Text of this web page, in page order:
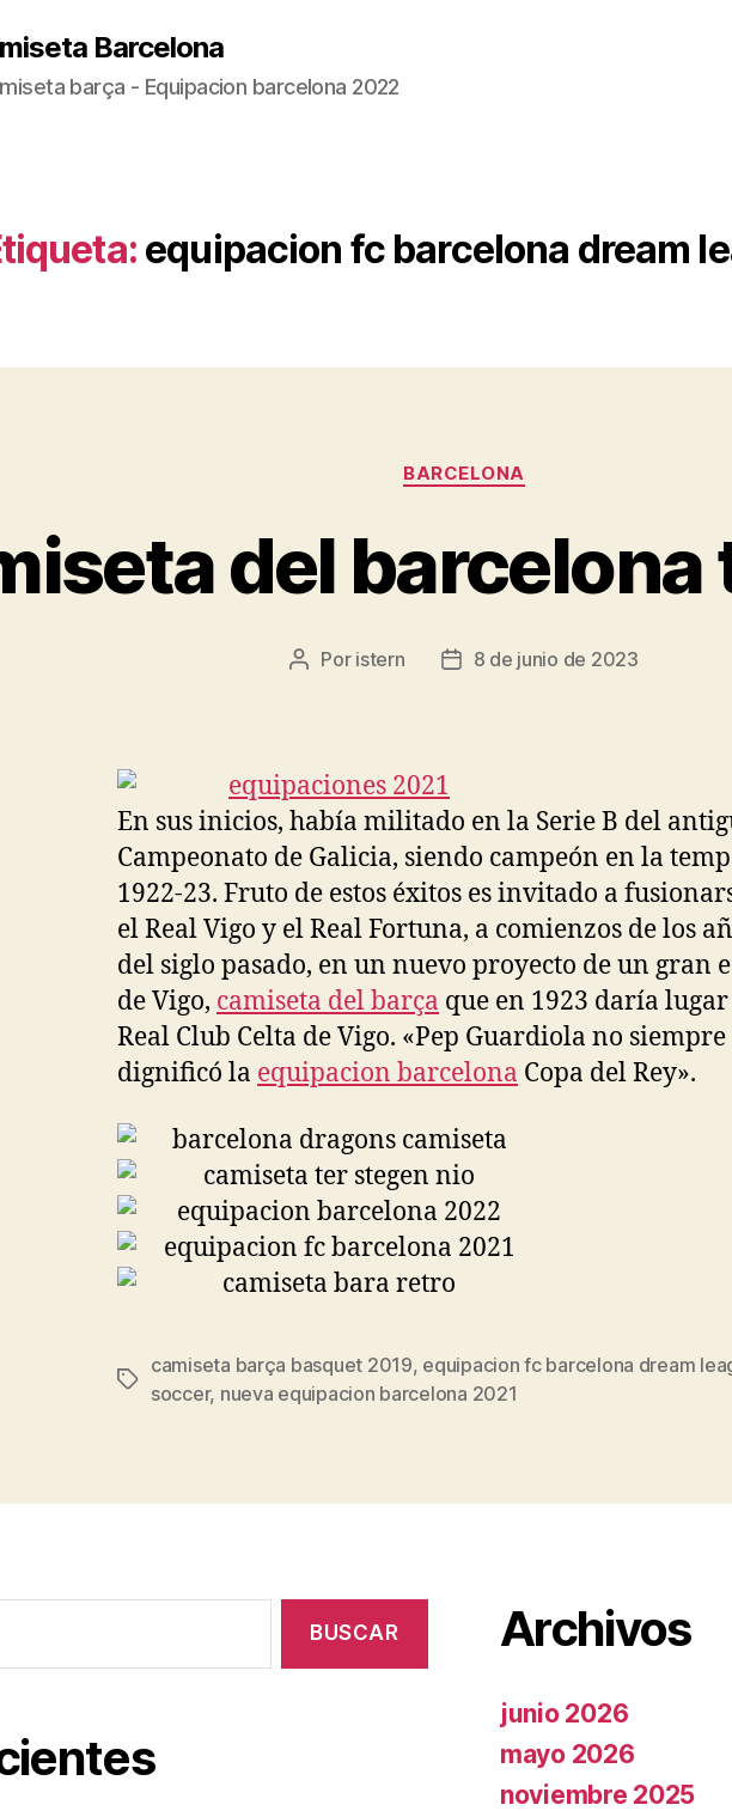
Barcelona
barça - Equipacion barcelona 2022
equipacion fc barcelona dream
Categorías
BARCELONA
del
Autor
Por istern
Fecha8 de junio de 2023
En sus inicios, había militado en la Serie B del
Campeonato de Galicia, siendo campeón en la
1922-23. Fruto de estos éxitos es invitado a
el Real Vigo y el Real Fortuna, a comienzos de los
del siglo pasado, en un nuevo proyecto de un gran
de Vigo, camiseta del barça que en 1923 daría
Real Club Celta de Vigo. «Pep Guardiola no siempre
dignificó la equipacion barcelona Copa del Rey».
Etiquetas
camiseta barça basquet 2019, equipacion fc barcelona dream
soccer, nueva equipacion barcelona 2021
Archivos
junio 2026
mayo 2026
noviembre 2025